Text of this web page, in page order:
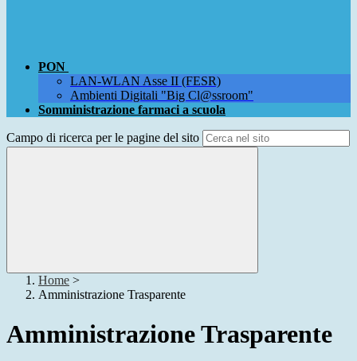
PON
LAN-WLAN Asse II (FESR)
Ambienti Digitali "Big Cl@ssroom"
Somministrazione farmaci a scuola
Campo di ricerca per le pagine del sito
Home >
Amministrazione Trasparente
Amministrazione Trasparente